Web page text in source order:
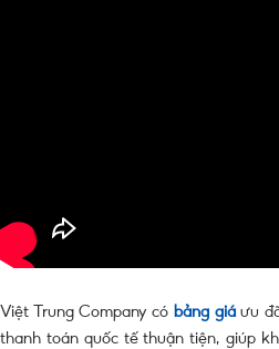
Việt Trung Company có bảng giáưu
thanh toán quốc tế thuận tiện, giúp